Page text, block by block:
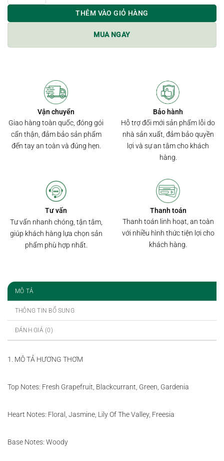
THÊM VÀO GIỎ HÀNG
MUA NGAY
Vận chuyển
Giao hàng toàn quốc, đóng gói
cẩn thận, đảm bảo sản phẩm
đến tay an toàn và đúng hẹn.
Bảo hành
Hỗ trợ đổi mới sản phẩm lỗi do
nhà sản xuất, đảm bảo quyền
lợi và sự an tâm cho khách
hàng.
Tư vấn
Tư vấn nhanh chóng, tận tâm,
giúp khách hàng lựa chọn sản
phẩm phù hợp nhất.
Thanh toán
Thanh toán linh hoạt, an toàn
với nhiều hình thức tiện lợi cho
khách hàng.
MÔ TẢ
THÔNG TIN BỔ SUNG
ĐÁNH GIÁ (0)
1. MÔ TẢ HƯƠNG THƠM
Top Notes: Fresh Grapefruit, Blackcurrant, Green, Gardenia
Heart Notes: Floral, Jasmine, Lily Of The Valley, Freesia
Base Notes: Woody